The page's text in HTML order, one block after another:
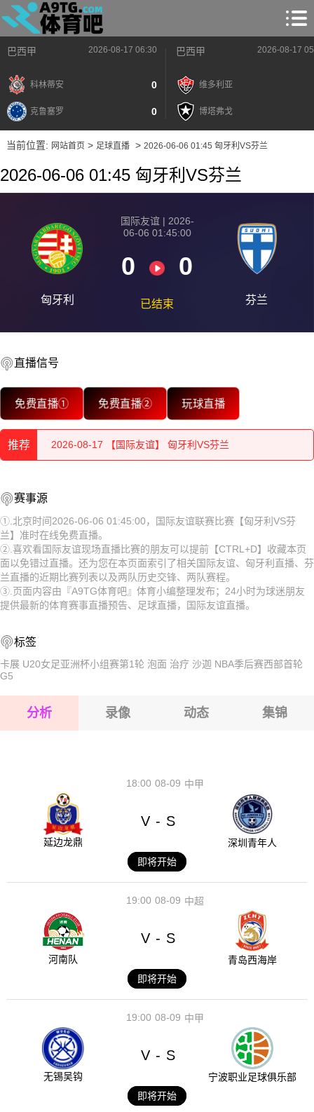
巴西甲 2026-08-17 06:30
科林蒂安 0
克鲁塞罗 0
巴西甲 2026-08-17
维多利亚
博塔弗戈
当前位置: 网站首页> 足球直播> 2026-06-06 01:45 匈牙利VS芬兰
2026-06-06 01:45 匈牙利VS芬兰
匈牙利
国际友谊 | 2026-
06-06 01:45:00
0 0
已结束 芬兰
直播信号
免费直播① 免费直播② 玩球直播
推荐
2026-08-17 【国际友谊】 匈牙利VS芬兰
2026-08-17 【国际友谊】 匈牙利VS芬兰
2026-08-17 【国际友谊】 匈牙利VS芬兰
2026-08-17 【国际友谊】 匈牙利VS芬兰
2026-08-17 【国际友谊】 匈牙利VS芬兰
2026-08-17 【国际友谊】 匈牙利VS芬兰
2026-08-17 【国际友谊】 匈牙利VS芬兰
2026-08-17 【国际友谊】 匈牙利VS芬兰
2026-08-17 【国际友谊】 匈牙利VS芬兰
赛事源
①.北京时间2026-06-06 01:45:00，国际友谊联赛比赛【匈牙利VS芬
兰】准时在线免费直播。
②.喜欢看国际友谊现场直播比赛的朋友可以提前【CTRL+D】收藏本页
面以免错过直播。还为您在本页面索引了相关国际友谊、匈牙利直播、芬
兰直播的近期比赛列表以及两队历史交锋、两队赛程。
③.页面内容由『A9TG体育吧』体育小编整理发布；24小时为球迷朋友
提供最新的体育赛事直播预告、足球直播，国际友谊直播。
标签
卡展 U20女足亚洲杯小组赛第1轮 泡面 治疗 沙迦 NBA季后赛西部首轮
G5
分析 录像 动态 集锦
08-09
18:00 中甲
延边龙鼎
V - S
深圳青年人
即将开始
08-09
19:00 中超
河南队
V - S
青岛西海岸
即将开始
08-09
19:00 中甲
无锡吴钩
V - S
宁波职业足球俱乐部
即将开始